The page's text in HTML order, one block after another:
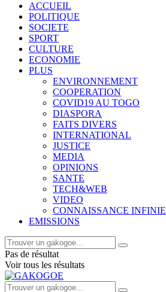
ACCUEIL
POLITIQUE
SOCIETE
SPORT
CULTURE
ECONOMIE
PLUS
ENVIRONNEMENT
COOPERATION
COVID19 AU TOGO
DIASPORA
FAITS DIVERS
INTERNATIONAL
JUSTICE
MEDIA
OPINIONS
SANTE
TECH&WEB
VIDEO
CONNAISSANCE INFINIE
EMISSIONS
Pas de résultat
Voir tous les résultats